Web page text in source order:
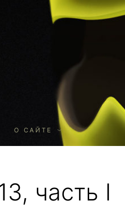
О САЙТЕ
часть I